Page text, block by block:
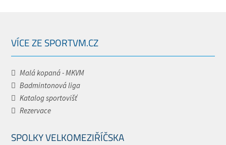
VÍCE ZE SPORTVM.CZ
Malá kopaná - MKVM
Badmintonová liga
Katalog sportovišť
Rezervace
SPOLKY VELKOMEZIŘÍČSKA